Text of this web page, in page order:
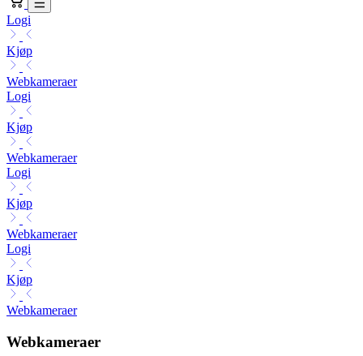
Logi
Kjøp
Webkameraer
Logi
Kjøp
Webkameraer
Logi
Kjøp
Webkameraer
Logi
Kjøp
Webkameraer
Webkameraer